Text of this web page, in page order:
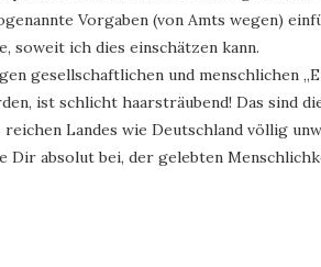
Vorgaben (von Amts wegen)
soweit ich dies einschätzen kann.
gesellschaftlichen und menschlichen
ist schlicht haarsträubend! Das sind
Landes wie Deutschland völlig
Dir absolut bei, der gelebten